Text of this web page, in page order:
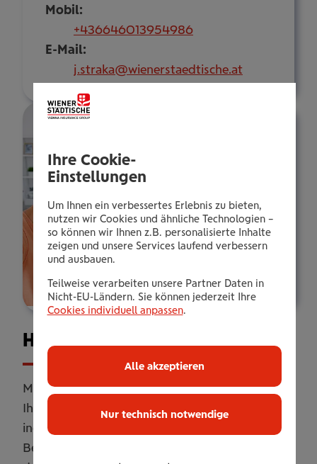
Mobil:
+436646013954986
E-Mail:
j.straka@wienerstaedtische.at
Haus­halts­ver­si­che­rung
Mit unserer Haushaltsversicherung sichern Sie
Ihr Zuhause umfassend ab. Online oder
individuell erweitert mit persönlicher
Betreuung. Flexibel anpassbar, damit Sie genau
Ihre Cookie-
Einstellungen
Um Ihnen ein verbessertes Erlebnis zu bieten,
nutzen wir Cookies und ähnliche Technologien –
so können wir Ihnen z.B. personalisierte Inhalte
zeigen und unsere Services laufend verbessern
und ausbauen.
Teilweise verarbeiten unsere Partner Daten in
Nicht-EU-Ländern. Sie können jederzeit Ihre
Cookies individuell anpassen.
Nur technisch notwendige
Alle akzeptieren